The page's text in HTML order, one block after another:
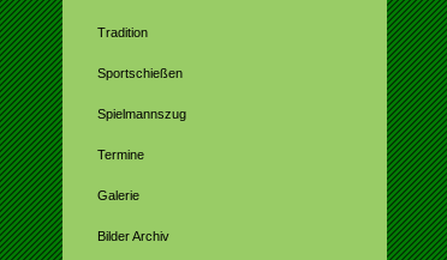
Tradition
Sportschießen
Spielmannszug
Termine
Galerie
Bilder Archiv